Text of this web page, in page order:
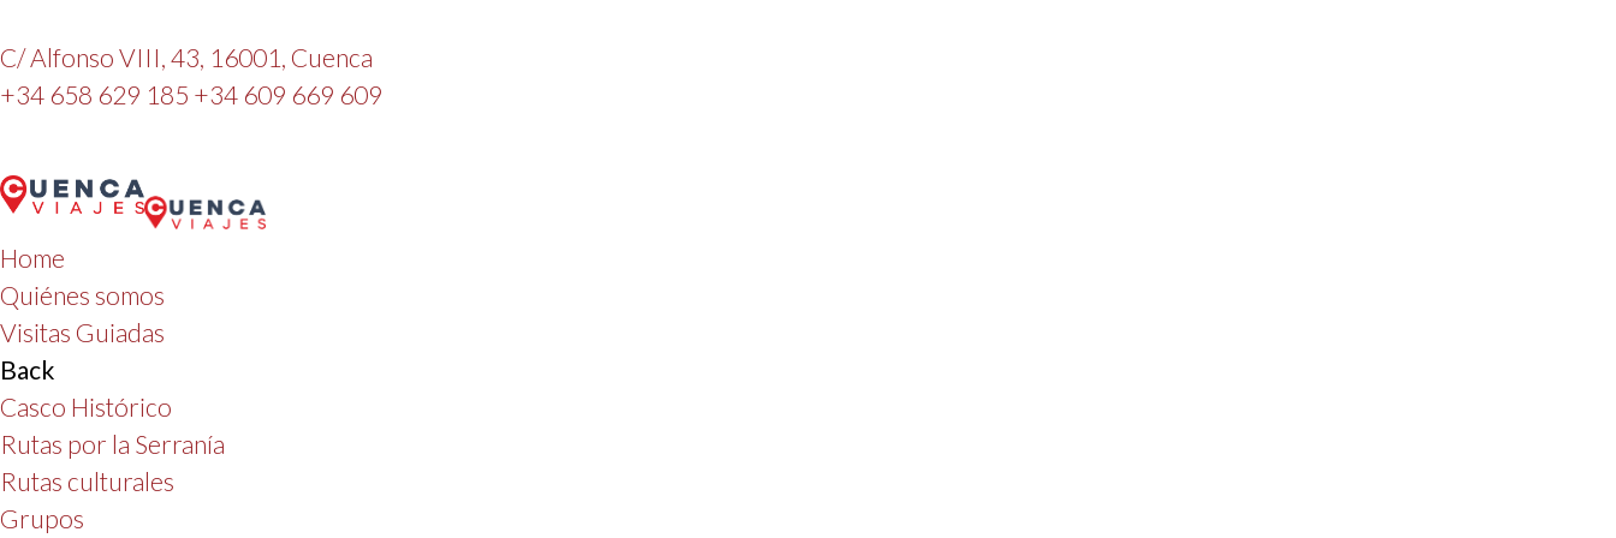
C/ Alfonso VIII, 43, 16001, Cuenca
+34 658 629 185 +34 609 669 609
Home
Quiénes somos
Visitas Guiadas
Back
Casco Histórico
Rutas por la Serranía
Rutas culturales
Grupos